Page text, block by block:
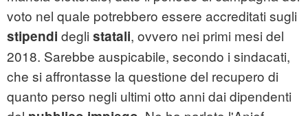
voto nel quale potrebbero essere accreditati sugli
stipendi degli statali, ovvero nei primi mesi del
2018. Sarebbe auspicabile, secondo i sindacati,
che si affrontasse la questione del recupero di
quanto perso negli ultimi otto anni dai dipendenti